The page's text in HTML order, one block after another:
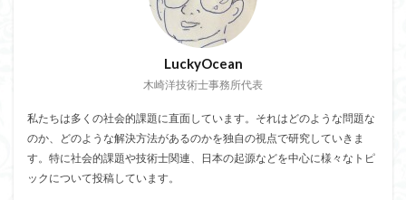
LuckyOcean
木崎洋技術士事務所代表
私たちは多くの社会的課題に直面しています。それはどのような問題な
のか、どのような解決方法があるのかを独自の視点で研究していきま
す。特に社会的課題や技術士関連、日本の起源などを中心に様々なトピ
ックについて投稿しています。